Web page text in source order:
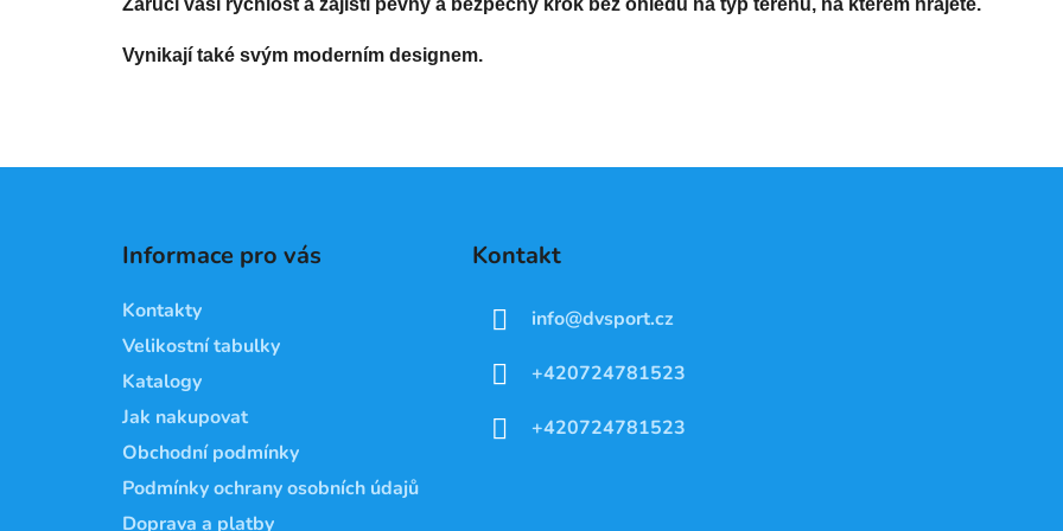
Zaručí vaši rychlost a zajistí pevný a bezpečný krok bez ohledu na typ terénu, na kterém hrajete.
Vynikají také svým moderním designem.
Informace pro vás
Kontakty
Velikostní tabulky
Katalogy
Jak nakupovat
Obchodní podmínky
Podmínky ochrany osobních údajů
Doprava a platby
Kontakt
info@dvsport.cz
+420724781523
+420724781523